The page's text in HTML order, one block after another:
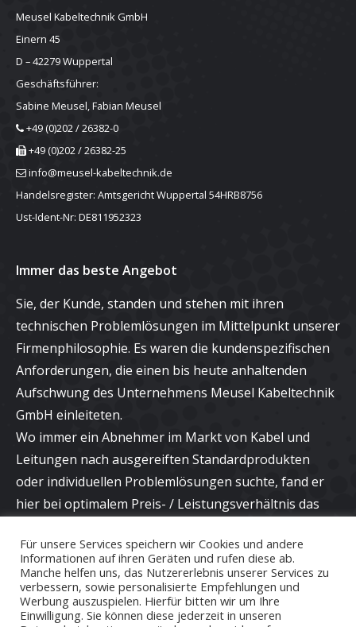
Meusel Kabeltechnik GmbH
Einern 45
D – 42279 Wuppertal
Geschäftsführer:
Sabine Meusel, Fabian Meusel
+49 (0)202 / 26382-0
+49 (0)202 / 26382-25
info@meusel-kabeltechnik.de
Handelsregister: Amtsgericht Wuppertal 54HRB8756
Ust-Ident-Nr: DE811952323
Immer das beste Angebot
Sie, der Kunde, standen und stehen mit ihren
technischen Problemlösungen im Mittelpunkt unserer
Firmenphilosophie. Es waren die kundenspezifischen
Anforderungen, die einen bis heute anhaltenden
Aufschwung des Unternehmens Meusel Kabeltechnik
GmbH einleiteten.
Wo immer ein Abnehmer im Markt von Kabel und
Leitungen nach ausgereiften Standardprodukten
oder individuellen Problemlösungen suchte, fand er
hier bei optimalem Preis- / Leistungsverhältnis das
neuen Applikationen.
Für unsere Services speichern wir Cookies und andere
Informationen auf ihren Geräten und rufen diese ab.
Manche helfen uns, das Nutzererlebnis unserer Services zu
verbessern, sowie personalisierte Empfehlungen und
Werbung auszuspielen. Hierfür bitten wir um Ihre
Einwilligung. Sie können diese jederzeit in unseren